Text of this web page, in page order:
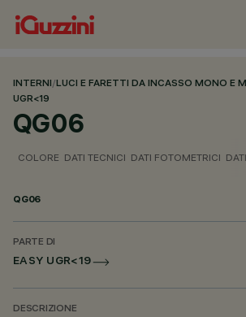
INTERNI/LUCI E FARETTI DA INCASSO MONO E
UGR<19
QG06
COLORE DATI TECNICI DATI FOTOMETRICI
QG06
PARTE DI
EASY UGR<19
DESCRIZIONE